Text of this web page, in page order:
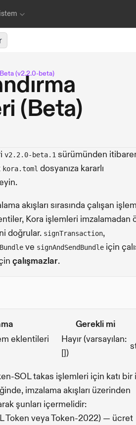
Beta (v2.2.0-beta)
(Beta)
v2.2.0-beta.1 sürümünden
kora.toml dosyanıza kararlı
akışları sırasında çalışan işlem
Kora işlemleri imzalamadan
doğrular. signTransaction,
ve signAndSendBundle için
çalışmazlar.
Gerekli mi
eklentileri
Hayır (varsayılan:
[])
SOL takas işlemleri için katı bir
imzalama akışları üzerinden
şunları içermelidir:
Token veya Token-2022) — ücret